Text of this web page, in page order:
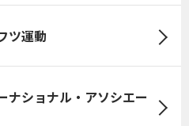
ツ運動
ナショナル・アソシエー